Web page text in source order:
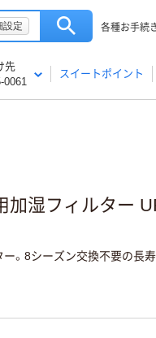
設定 各種お手続
先
0061
スイートポイント
加湿フィルター
。8シーズン交換不要の長寿